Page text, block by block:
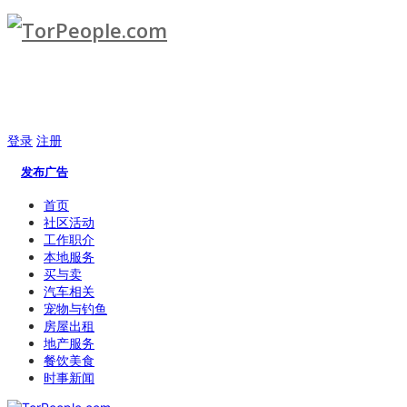
登录 注册
发布广告
首页
社区活动
工作职介
本地服务
买与卖
汽车相关
宠物与钓鱼
房屋出租
地产服务
餐饮美食
时事新闻